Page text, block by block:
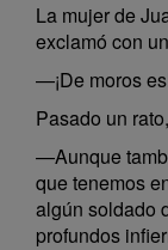
La mujer de
exclamó con
—¡De moros
Pasado un
—Aunque
que tenemos
algún soldado
profundos